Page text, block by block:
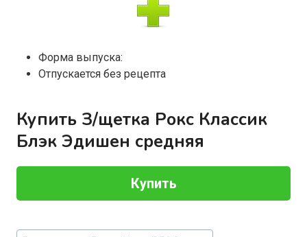
Форма выпуска:
Отпускается без рецепта
Купить З/щетка Рокс Классик
Блэк Эдишен средняя
Купить
Метки